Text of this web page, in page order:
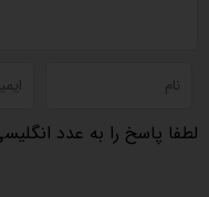
لطفا پاسخ را به عدد